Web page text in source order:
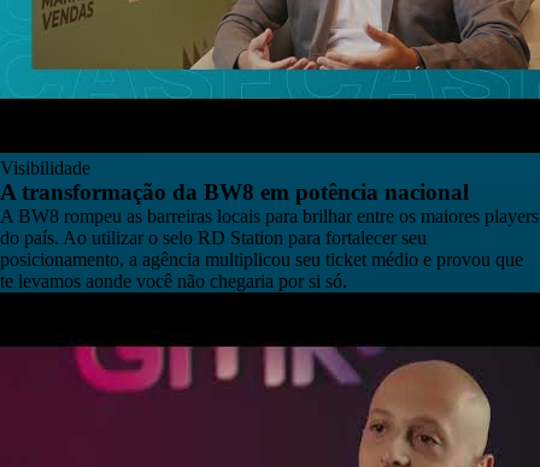
Visibilidade
A transformação da BW8 em potência nacional
A BW8 rompeu as barreiras locais para brilhar entre os maiores players
do país. Ao utilizar o selo RD Station para fortalecer seu
posicionamento, a agência multiplicou seu ticket médio e provou que
te levamos aonde você não chegaria por si só.